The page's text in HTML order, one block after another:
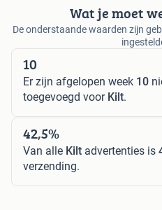
Wat je moet
De onderstaande waarden zijn
10
Er zijn afgelopen week 10
toegevoegd voor Kilt.
42,5%
Van alle Kilt advertenties is
verzending.